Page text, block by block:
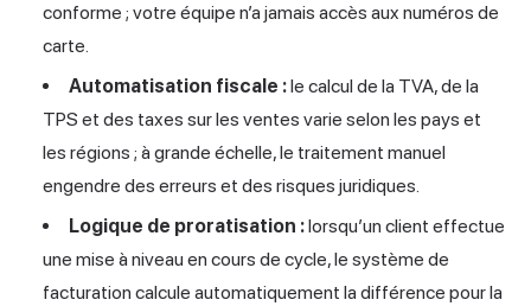
conforme ; votre équipe n’a jamais accès aux numéros de
carte.
Automatisation fiscale :le calcul de la TVA, de la
TPS et des taxes sur les ventes varie selon les pays et
les régions ; à grande échelle, le traitement manuel
engendre des erreurs et des risques juridiques.
Logique de proratisation :lorsqu’un client effectue
une mise à niveau en cours de cycle, le système de
facturation calcule automatiquement la différence pour la